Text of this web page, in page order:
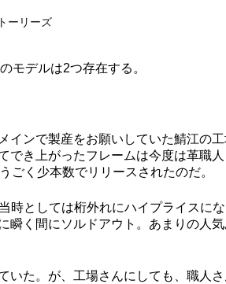
ーリーズ
モデルは2つ存在する。
インで製産をお願いしていた鯖江の
き上がったフレームは今度は革職
ごく少本数でリリースされたのだ。
時としては桁外れにハイプライスに
く間にソルドアウト。あまりの人
いた。が、工場さんにしても、職人